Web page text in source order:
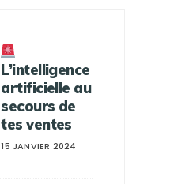
L’intelligence
artificielle au
secours de
tes ventes
15 JANVIER 2024